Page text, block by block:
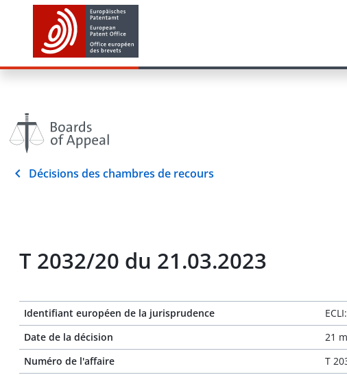
Décisions des chambres de recours
T 2032/20 du 21.03.2023
Identifiant européen de la jurisprudence
Date de la décision
21
Numéro de l'affaire
T